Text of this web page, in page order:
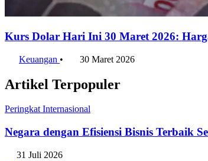
Kurs Dolar Hari Ini 30 Maret 2026:
Keuangan • 30 Maret 2026
Artikel Terpopuler
Peringkat Internasional
Negara dengan Efisiensi Bisnis Terbaik
31 Juli 2026